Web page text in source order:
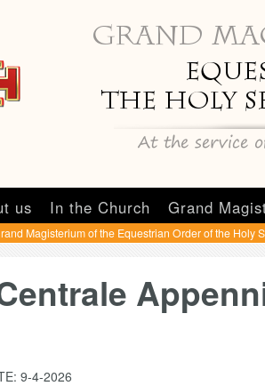
us In the Church Grand
Magisterium of the Equestrian Order of the Holy
9-4-2026